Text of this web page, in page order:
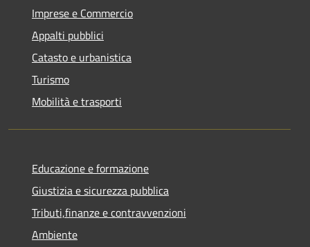
Imprese e Commercio
Appalti pubblici
Catasto e urbanistica
Turismo
Mobilità e trasporti
Educazione e formazione
Giustizia e sicurezza pubblica
Tributi,finanze e contravvenzioni
Ambiente